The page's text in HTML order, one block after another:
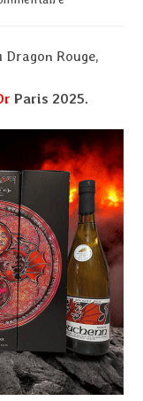
Dragon Rouge,
Paris 2025.